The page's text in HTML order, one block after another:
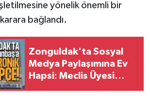
yönelik önemli bir
bağlandı.
Zonguldak'ta Sosyal
Medya Paylaşımına Ev
Hapsi: Meclis Üyesi